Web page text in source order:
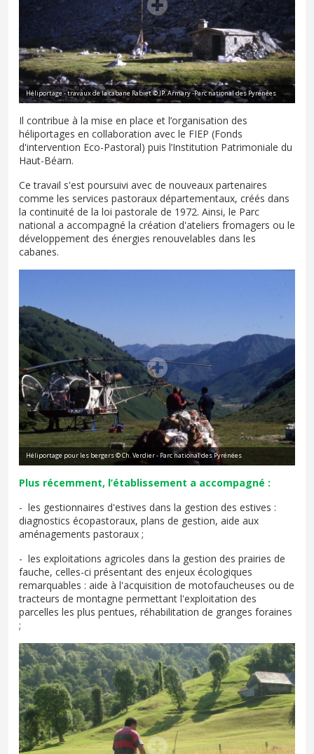
Héliportage - travaux de la cabane Rabiet © JP. Armary -Parc national des Pyrénées
Il contribue à la mise en place et l’organisation des
héliportages en collaboration avec le FIEP (Fonds
d'intervention Eco-Pastoral) puis l’Institution Patrimoniale du
Haut-Béarn.
Ce travail s'est poursuivi avec de nouveaux partenaires
comme les services pastoraux départementaux, créés dans
la continuité de la loi pastorale de 1972. Ainsi, le Parc
national a accompagné la création d'ateliers fromagers ou le
développement des énergies renouvelables dans les
cabanes.
Héliportage pour les bergers © Ch. Verdier - Parc national des Pyrénées
Plus récemment, l’établissement a accompagné :
- les gestionnaires d'estives dans la gestion des estives :
diagnostics écopastoraux, plans de gestion, aide aux
aménagements pastoraux ;
- les exploitations agricoles dans la gestion des prairies de
fauche, celles-ci présentant des enjeux écologiques
remarquables : aide à l'acquisition de motofaucheuses ou de
tracteurs de montagne permettant l'exploitation des
parcelles les plus pentues, réhabilitation de granges foraines
;